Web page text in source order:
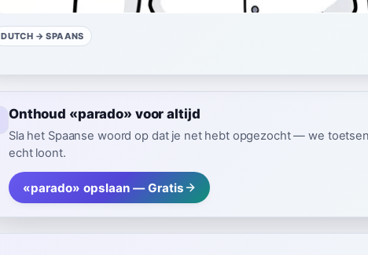
DUTCH → SPAANS
Onthoud «parado» voor altijd
Sla het Spaanse woord op dat je net hebt opgezocht — we
echt loont.
«parado» opslaan — Gratis